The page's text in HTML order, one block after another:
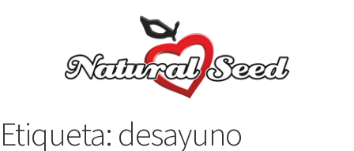
Etiqueta: desayuno